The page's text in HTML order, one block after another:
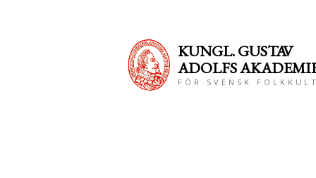
KUNGL. GUSTAV
ADOLFS
FÖR SVENSK